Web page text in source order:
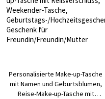
Personalisierte Make-up-Tasche
mit Namen und Geburtsblumen,
Reise-Make-up-Tasche mit